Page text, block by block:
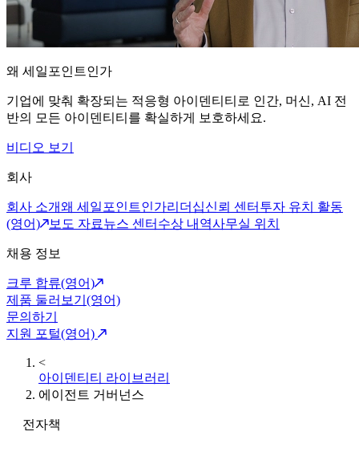
왜 세일포인트인가
기업에 맞춰 확장되는 적응형 아이덴티티로 인간, 머신, AI 전
반의 모든 아이덴티티를 확실하게 보호하세요.
비디오 보기
회사
회사 소개왜 세일포인트인가리더십신뢰 센터 투자 유치 활동
(영어)
보도 자료뉴스 센터 수상 내역사무실 위치
채용 정보
크루 합류(영어)
제품 둘러보기(영어)
문의하기
지원 포털(영어)
<
아이덴티티 라이브러리
에이전트 거버넌스
전자책